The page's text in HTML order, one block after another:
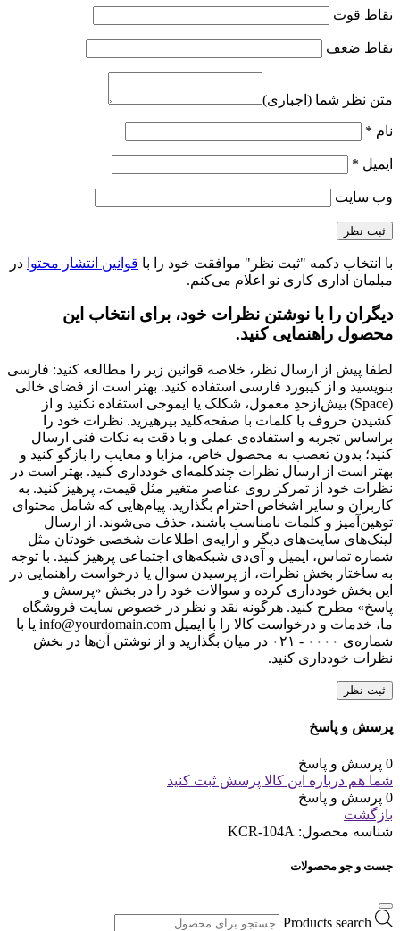
نقاط قوت
نقاط ضعف
متن نظر شما (اجباری)
نام *
ایمیل *
وب‌ سایت
با انتخاب دکمه "ثبت نظر" موافقت خود را با قوانین انتشار محتوا در
مبلمان اداری کاری نو اعلام می‌کنم.
دیگران را با نوشتن نظرات خود، برای انتخاب این
محصول راهنمایی کنید.
لطفا پیش از ارسال نظر، خلاصه قوانین زیر را مطالعه کنید: فارسی
بنویسید و از کیبورد فارسی استفاده کنید. بهتر است از فضای خالی
(Space) بیش‌از‌حدِ معمول، شکلک یا ایموجی استفاده نکنید و از
کشیدن حروف یا کلمات با صفحه‌کلید بپرهیزید. نظرات خود را
براساس تجربه و استفاده‌ی عملی و با دقت به نکات فنی ارسال
کنید؛ بدون تعصب به محصول خاص، مزایا و معایب را بازگو کنید و
بهتر است از ارسال نظرات چندکلمه‌‌ای خودداری کنید. بهتر است در
نظرات خود از تمرکز روی عناصر متغیر مثل قیمت، پرهیز کنید. به
کاربران و سایر اشخاص احترام بگذارید. پیام‌هایی که شامل محتوای
توهین‌آمیز و کلمات نامناسب باشند، حذف می‌شوند. از ارسال
لینک‌های سایت‌های دیگر و ارایه‌ی اطلاعات شخصی خودتان مثل
شماره تماس، ایمیل و آی‌دی شبکه‌های اجتماعی پرهیز کنید. با توجه
به ساختار بخش نظرات، از پرسیدن سوال یا درخواست راهنمایی در
این بخش خودداری کرده و سوالات خود را در بخش «پرسش و
پاسخ» مطرح کنید. هرگونه نقد و نظر در خصوص سایت فروشگاه
ما، خدمات و درخواست کالا را با ایمیل info@yourdomain.com یا با
شماره‌ی ۰۰۰۰ - ۰۲۱ در میان بگذارید و از نوشتن آن‌ها در بخش
نظرات خودداری کنید.
ثبت نظر
پرسش و پاسخ
0 پرسش و پاسخ
شما هم درباره این کالا پرسش ثبت کنید
0 پرسش و پاسخ
بازگشت
شناسه محصول: KCR-104A
جست و جو محصولات
Products search